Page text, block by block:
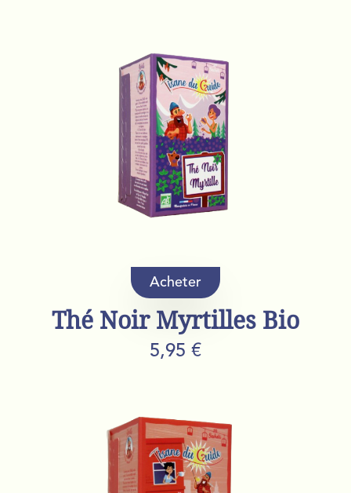
Acheter
Thé Noir Myrtilles Bio
5,95 €